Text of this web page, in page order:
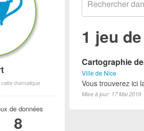
1 jeu
Cartographie
Ville de Nice
Vous trouverez ici
Mise à jour: 17 Mai 2019
thématique
de données
8